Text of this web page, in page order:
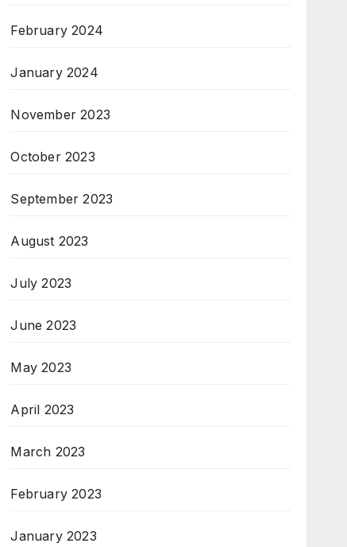
February 2024
January 2024
November 2023
October 2023
September 2023
August 2023
July 2023
June 2023
May 2023
April 2023
March 2023
February 2023
January 2023